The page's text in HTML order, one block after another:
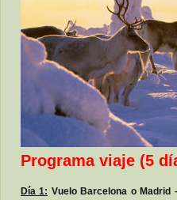
Programa viaje (5
Día 1: Vuelo Barcelona o Madrid